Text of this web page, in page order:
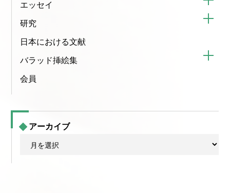
エッセイ
研究
日本における文献
バラッド挿絵集
会員
アーカイブ